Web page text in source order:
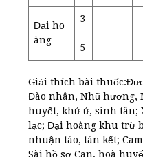
Đại ho
àng
3
-
5
Giải thích bài
Đào nhân, Nhũ hương,
huyết, khứ ứ, sinh tân;
lạc; Đại hoàng khu trừ
nhuận táo, tán kết;
Sài hồ sơ Can, hoà